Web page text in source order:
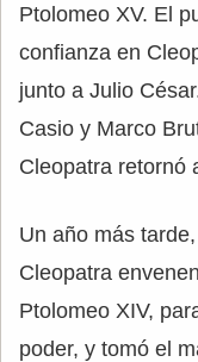
Ptolomeo XV. El
confianza en
junto a Julio
Casio y Marco
Cleopatra retornó
Un año más
Cleopatra
Ptolomeo XIV,
poder, y tomó el